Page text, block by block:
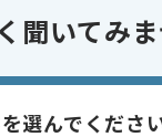
の制作も請け負っ
聞いてみ
選んでくださ